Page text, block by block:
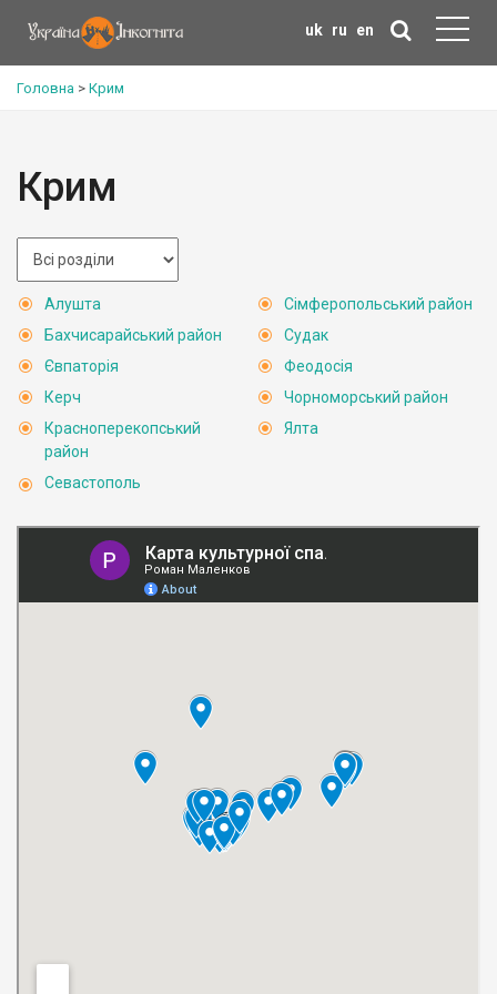
uk ru en
Головна > Крим
Крим
Алушта
Бахчисарайський район
Євпаторія
Керч
Красноперекопський
район
Севастополь
Сімферопольський район
Судак
Феодосія
Чорноморський район
Ялта